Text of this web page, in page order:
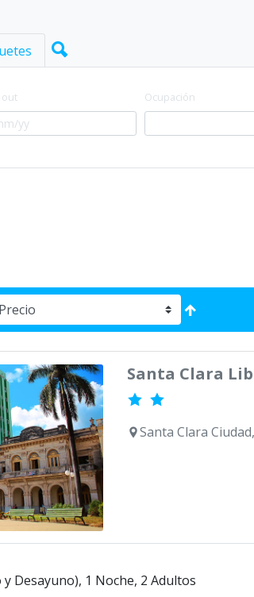
out Ocupación
Santa Clara
Santa Clara
Desayuno), 1 Noche, 2 Adultos